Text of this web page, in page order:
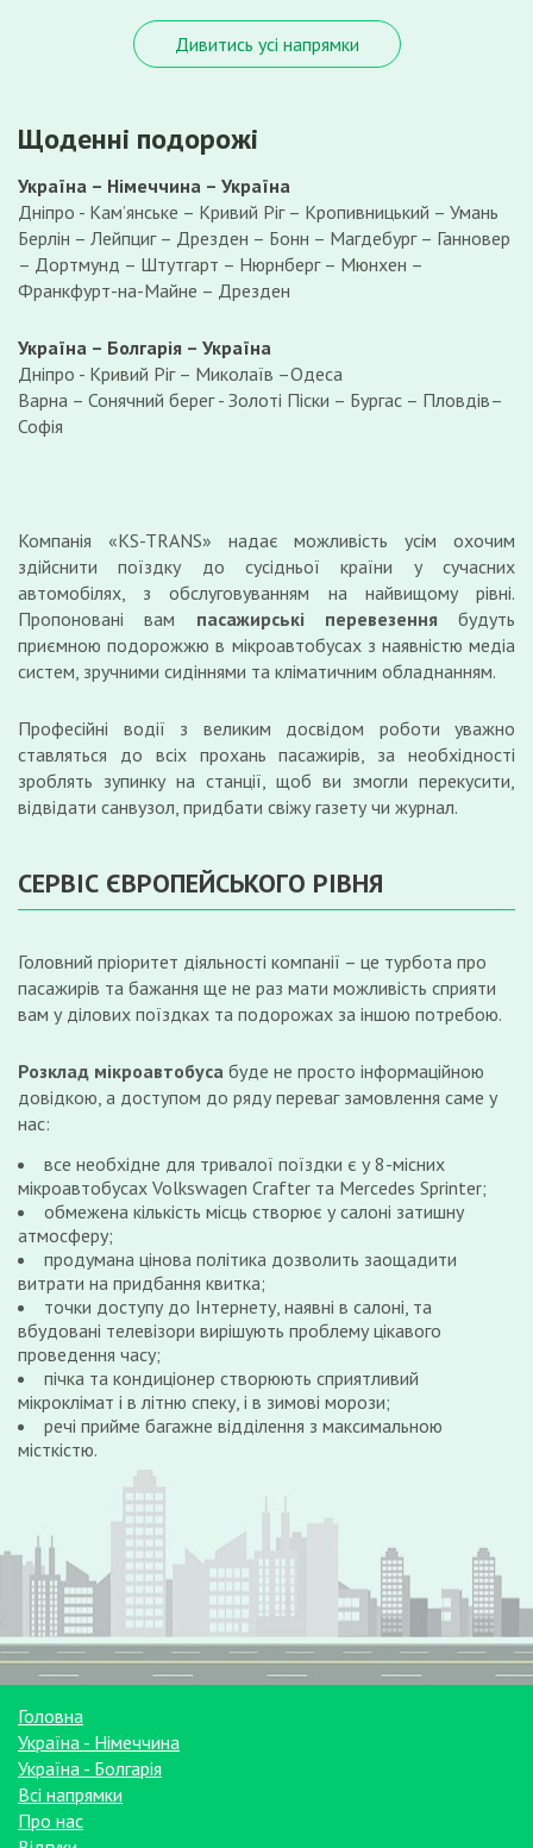
Дивитись усі напрямки
Щоденні подорожі
Україна – Німеччина – Україна
Дніпро - Камʼянське – Кривий Ріг – Кропивницький – Умань
Берлін – Лейпциг – Дрезден – Бонн – Магдебург – Ганновер
– Дортмунд – Штутгарт – Нюрнберг – Мюнхен –
Франкфурт-на-Майне – Дрезден
Україна – Болгарія – Україна
Дніпро - Кривий Ріг – Миколаїв –Одеса
Варна – Сонячний берег - Золоті Піски – Бургас – Пловдів–
Софія
Компанія «KS-TRANS» надає можливість усім охочим
здійснити поїздку до сусідньої країни у сучасних
автомобілях, з обслуговуванням на найвищому рівні.
Пропоновані вам пасажирські перевезення будуть
приємною подорожжю в мікроавтобусах з наявністю медіа
систем, зручними сидіннями та кліматичним обладнанням.
Професійні водії з великим досвідом роботи уважно
ставляться до всіх прохань пасажирів, за необхідності
зроблять зупинку на станції, щоб ви змогли перекусити,
відвідати санвузол, придбати свіжу газету чи журнал.
СЕРВІС ЄВРОПЕЙСЬКОГО РІВНЯ
Головний пріоритет діяльності компанії – це турбота про
пасажирів та бажання ще не раз мати можливість сприяти
вам у ділових поїздках та подорожах за іншою потребою.
Розклад мікроавтобуса буде не просто інформаційною
довідкою, а доступом до ряду переваг замовлення саме у
нас:
все необхідне для тривалої поїздки є у 8-місних
мікроавтобусах Volkswagen Crafter та Mercedes Sprinter;
обмежена кількість місць створює у салоні затишну
атмосферу;
продумана цінова політика дозволить заощадити
витрати на придбання квитка;
точки доступу до Інтернету, наявні в салоні, та
вбудовані телевізори вирішують проблему цікавого
проведення часу;
пічка та кондиціонер створюють сприятливий
мікроклімат і в літню спеку, і в зимові морози;
речі прийме багажне відділення з максимальною
місткістю.
Головна
Україна - Німеччина
Україна - Болгарія
Всі напрямки
Про нас